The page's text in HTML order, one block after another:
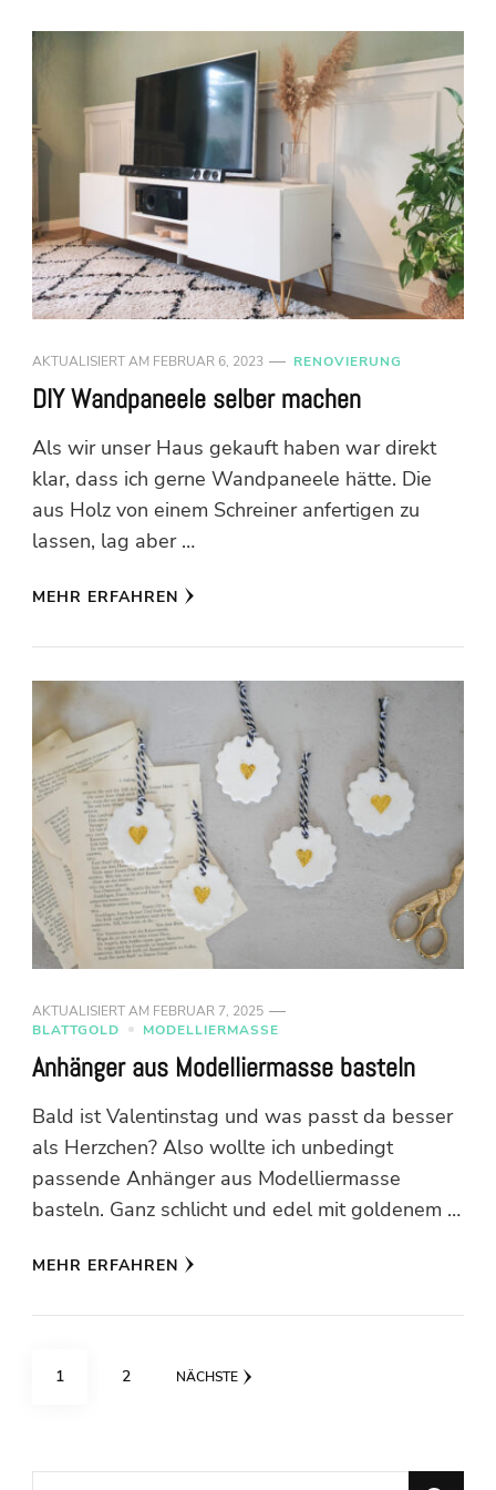
AKTUALISIERT AM FEBRUAR 6, 2023 RENOVIERUNG
DIY Wandpaneele selber machen
Als wir unser Haus gekauft haben war direkt
klar, dass ich gerne Wandpaneele hätte. Die
aus Holz von einem Schreiner anfertigen zu
lassen, lag aber …
MEHR ERFAHREN
AKTUALISIERT AM FEBRUAR 7, 2025
BLATTGOLD
MODELLIERMASSE
Anhänger aus Modelliermasse basteln
Bald ist Valentinstag und was passt da besser
als Herzchen? Also wollte ich unbedingt
passende Anhänger aus Modelliermasse
basteln. Ganz schlicht und edel mit goldenem …
MEHR ERFAHREN
Seitennummerierung
SEITE
1 SEITE
2 NÄCHSTE